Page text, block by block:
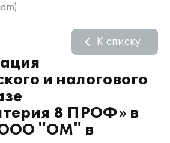
и налогового
8 ПРОФ» в
"ОМ" в
К списку